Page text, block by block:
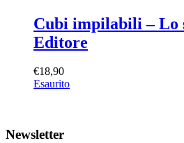
Cubi impilabili – Lo
Editore
€18,90
Esaurito
Newsletter